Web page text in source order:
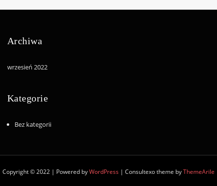
Archiwa
wrzesień 2022
Kategorie
Bez kategorii
Copyright © 2022 | Powered byWordPress | Consultexo theme byThemeArile